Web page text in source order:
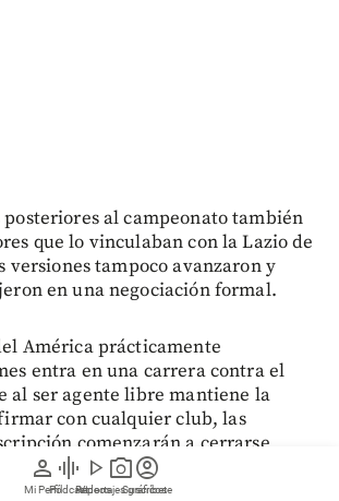
person
Mi Perfil
graphic_eq
Pódcast
play_arrow
Videos
photo_camera
Reportajes gráficos
account_circle
Suscríbete
posteriores al campeonato también
que lo vinculaban con la Lazio de
versiones tampoco avanzaron y
en una negociación formal.
América prácticamente
entra en una carrera contra el
al ser agente libre mantiene la
con cualquier club, las
comenzarán a cerrarse
agosto y comienzos de septiembre.